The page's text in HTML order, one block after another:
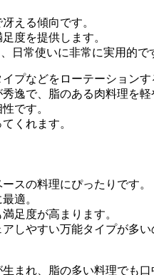
える傾向です。
度を提供します。
日常使いに非常に実用的で
プなどをローテーションす
逸で、脂のある肉料理を軽
です。
くれます。
スの料理にぴったりです。
適。
足度が高まります。
しやすい万能タイプが多い
まれ、脂の多い料理でも口